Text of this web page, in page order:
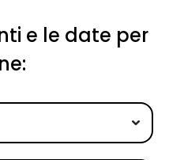
e le date per